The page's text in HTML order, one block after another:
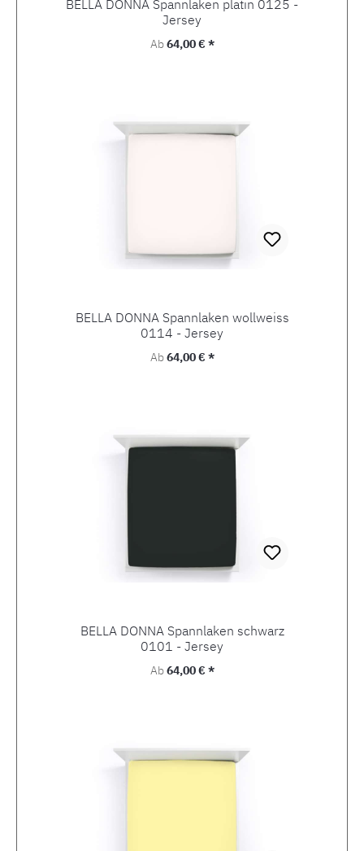
BELLA DONNA Spannlaken platin 0125 -
Jersey
Regulärer Preis:
Ab64,00 € *
BELLA DONNA Spannlaken wollweiss
0114 - Jersey
Regulärer Preis:
Ab64,00 € *
BELLA DONNA Spannlaken schwarz
0101 - Jersey
Regulärer Preis:
Ab64,00 € *